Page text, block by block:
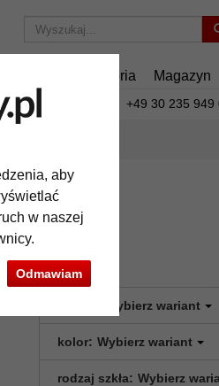
aby
w naszej
Odmawiam
Akcesoria Magazyn
za wysyłkę. +49 30 235 949
Wybierz wariant
kolor: Wybierz wariant
rodzaj szkła: Wybierz